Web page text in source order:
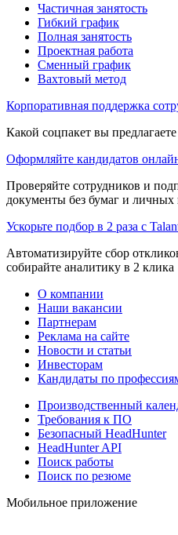
Частичная занятость
Гибкий график
Полная занятость
Проектная работа
Сменный график
Вахтовый метод
Корпоративная поддержка
Какой соцпакет вы
Оформляйте кандидатов
Проверяйте сотрудников и
документы без бумаг и личных
Ускорьте подбор в 2 раза с
Автоматизируйте сбор
собирайте аналитику в 2 клика
О компании
Наши вакансии
Партнерам
Реклама на сайте
Новости и статьи
Инвесторам
Кандидаты по
Производственный
Требования к ПО
Безопасный HeadHunter
HeadHunter API
Поиск работы
Поиск по резюме
Мобильное приложение